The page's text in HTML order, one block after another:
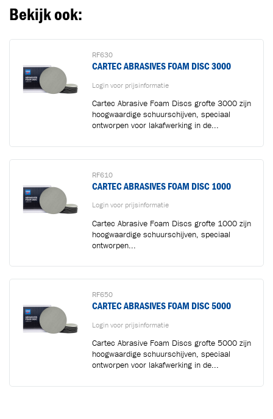
Bekijk ook:
RF630
CARTEC ABRASIVES FOAM DISC 3000
Login voor prijsinformatie
Cartec Abrasive Foam Discs grofte 3000 zijn
hoogwaardige schuurschijven, speciaal
ontworpen voor lakafwerking in de...
RF610
CARTEC ABRASIVES FOAM DISC 1000
Login voor prijsinformatie
Cartec Abrasive Foam Discs grofte 1000 zijn
hoogwaardige schuurschijven, speciaal
ontworpen...
RF650
CARTEC ABRASIVES FOAM DISC 5000
Login voor prijsinformatie
Cartec Abrasive Foam Discs grofte 5000 zijn
hoogwaardige schuurschijven, speciaal
ontworpen voor lakafwerking in de...